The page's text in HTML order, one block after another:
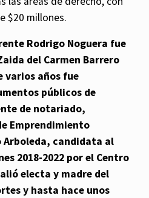
$20 millones.
Rodrigo Noguera fue
del Carmen Barrero
varios años fue
públicos de
de notariado,
Emprendimiento
Arboleda, candidata al
2018-2022 por el Centro
electa y madre del
y hasta hace unos